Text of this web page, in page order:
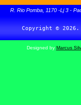
R. Rio Pomba, 1170 -Lj 3 -
Designed by Marcus